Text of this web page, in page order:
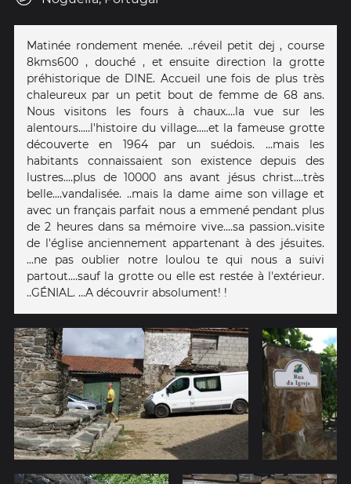
Matinée rondement menée. ..réveil petit dej , course
8kms600 , douché , et ensuite direction la grotte
préhistorique de DINE. Accueil une fois de plus très
chaleureux par un petit bout de femme de 68 ans.
Nous visitons les fours à chaux....la vue sur les
alentours.....l'histoire du village.....et la fameuse grotte
découverte en 1964 par un suédois. ...mais les
habitants connaissaient son existence depuis des
lustres....plus de 10000 ans avant jésus christ....très
belle....vandalisée. ..mais la dame aime son village et
avec un français parfait nous a emmené pendant plus
de 2 heures dans sa mémoire vive....sa passion..visite
de l'église anciennement appartenant à des jésuites.
...ne pas oublier notre loulou te qui nous a suivi
partout....sauf la grotte ou elle est restée à l'extérieur.
..GÉNIAL. ...A découvrir absolument! !